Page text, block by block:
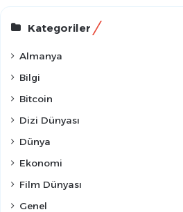
Kategoriler
Almanya
Bilgi
Bitcoin
Dizi Dünyası
Dünya
Ekonomi
Film Dünyası
Genel